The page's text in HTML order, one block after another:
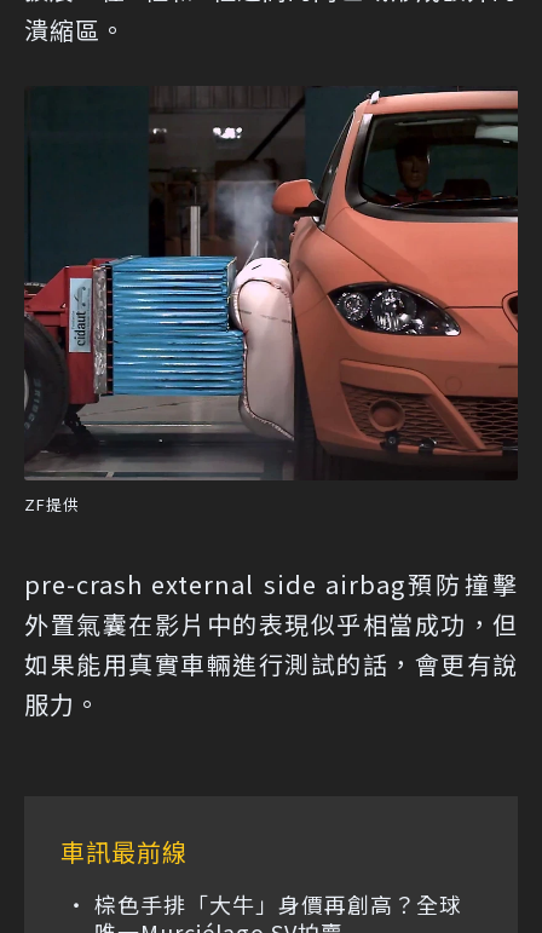
潰縮區。
ZF提供
pre-crash external side airbag預防撞擊
外置氣囊在影片中的表現似乎相當成功，但
如果能用真實車輛進行測試的話，會更有說
服力。
車訊最前線
棕色手排「大牛」身價再創高？全球